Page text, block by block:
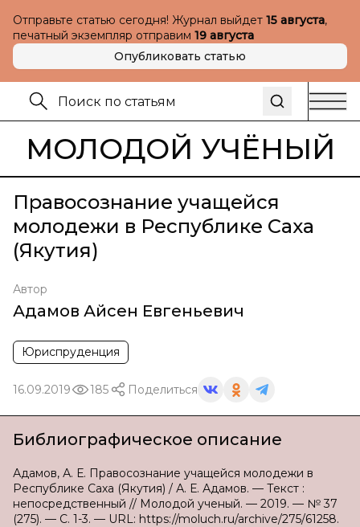
Отправьте статью сегодня! Журнал выйдет 15 августа,
печатный экземпляр отправим 19 августа
Опубликовать статью
МОЛОДОЙ УЧЁНЫЙ
Правосознание учащейся
молодежи в Республике Саха
(Якутия)
Автор
Адамов Айсен Евгеньевич
Юриспруденция
16.09.2019 185 Поделиться
Библиографическое описание
Адамов, А. Е. Правосознание учащейся молодежи в
Республике Саха (Якутия) / А. Е. Адамов. — Текст :
непосредственный // Молодой ученый. — 2019. — № 37
(275). — С. 1-3. — URL: https://moluch.ru/archive/275/61258.